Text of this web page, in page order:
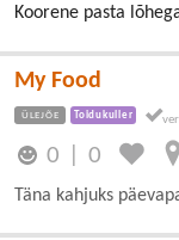
Koorene pasta
My Food
ÜLEJÕE Toidukuller
0 |0
Täna kahjuks